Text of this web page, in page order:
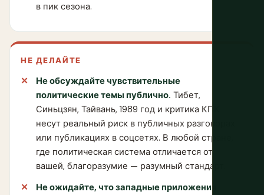
в пик сезона.
НЕ ДЕЛАЙТЕ
Не обсуждайте чувствительные
политические темы публично. Тибет,
Синьцзян, Тайвань, 1989 год и критика КПК
несут реальный риск в публичных разговорах
или публикациях в соцсетях. В любой стране,
где политическая система отличается от
вашей, благоразумие — разумный стандарт.
Не ожидайте, что западные приложения